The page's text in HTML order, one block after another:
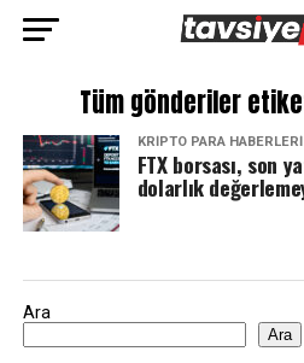
Tüm gönderiler
KRIPTO PARA HABERLERI
FTX borsası, son
dolarlık
Ara
Ara